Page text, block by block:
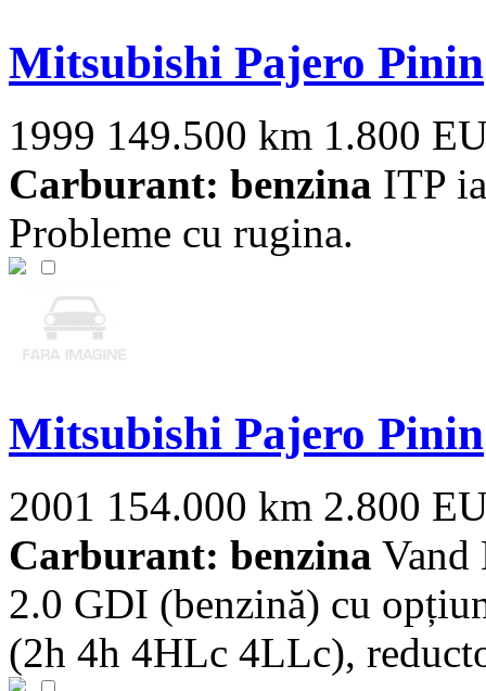
Mitsubishi Pajero Pinin
1999 149.500 km 1.800
Carburant: benzina ITP
Probleme cu rugina.
Mitsubishi Pajero Pinin
2001 154.000 km 2.800
Carburant: benzina Vand
2.0 GDI (benzină) cu
(2h 4h 4HLc 4LLc),